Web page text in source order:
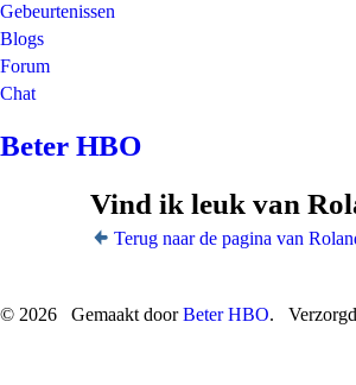
Gebeurtenissen
Blogs
Forum
Chat
Beter HBO
Vind ik leuk van
Terug naar de pagina van
© 2026 Gemaakt doorBeter HBO.